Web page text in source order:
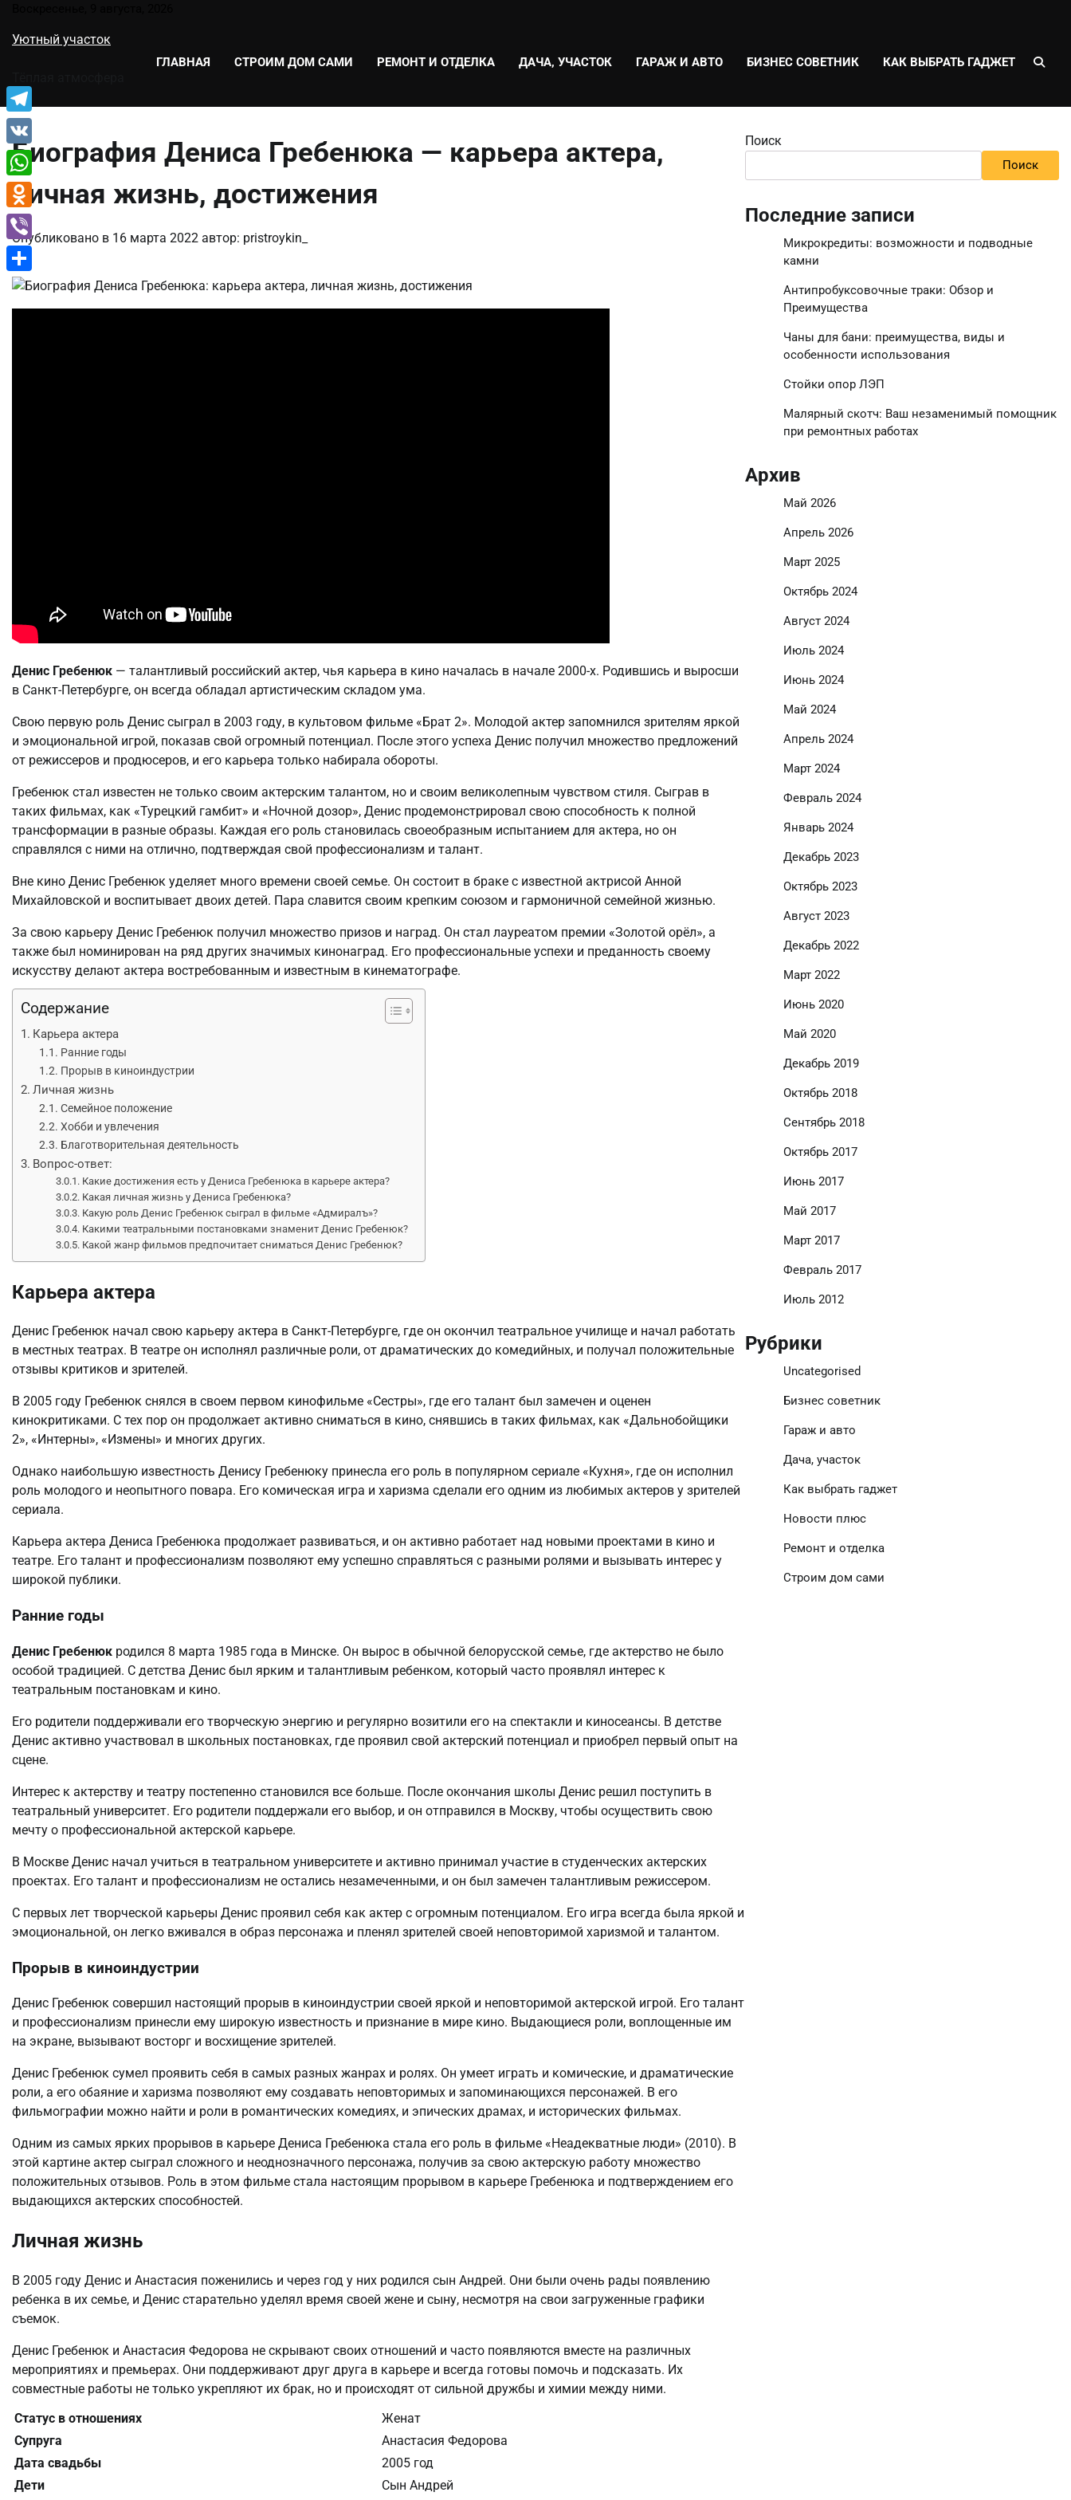
содержимому
Уютный участок
ГЛАВНАЯ СТРОИМ ДОМ САМИ РЕМОНТ И ОТДЕЛКА ДАЧА, УЧАСТОК ГАРАЖ И АВТО БИЗНЕС СОВЕТНИК КАК ВЫБРАТЬ ГАДЖЕТ
Биография Дениса Гребенюка — карьера актера,
личная жизнь, достижения
Опубликовано в 16 марта 2022 автор: pristroykin_
Денис Гребенюк — талантливый российский актер, чья карьера в кино началась в начале 2000-х. Родившись и выросши
в Санкт-Петербурге, он всегда обладал артистическим складом ума.
Свою первую роль Денис сыграл в 2003 году, в культовом фильме «Брат 2». Молодой актер запомнился зрителям яркой
и эмоциональной игрой, показав свой огромный потенциал. После этого успеха Денис получил множество предложений
от режиссеров и продюсеров, и его карьера только набирала обороты.
Гребенюк стал известен не только своим актерским талантом, но и своим великолепным чувством стиля. Сыграв в
таких фильмах, как «Турецкий гамбит» и «Ночной дозор», Денис продемонстрировал свою способность к полной
трансформации в разные образы. Каждая его роль становилась своеобразным испытанием для актера, но он
справлялся с ними на отлично, подтверждая свой профессионализм и талант.
Вне кино Денис Гребенюк уделяет много времени своей семье. Он состоит в браке с известной актрисой Анной
Михайловской и воспитывает двоих детей. Пара славится своим крепким союзом и гармоничной семейной жизнью.
За свою карьеру Денис Гребенюк получил множество призов и наград. Он стал лауреатом премии «Золотой орёл», а
также был номинирован на ряд других значимых кинонаград. Его профессиональные успехи и преданность своему
искусству делают актера востребованным и известным в кинематографе.
Содержание
Карьера актера
Ранние годы
Прорыв в киноиндустрии
Личная жизнь
Семейное положение
Хобби и увлечения
Благотворительная деятельность
Вопрос-ответ:
Какие достижения есть у Дениса Гребенюка в карьере актера?
Какая личная жизнь у Дениса Гребенюка?
Какую роль Денис Гребенюк сыграл в фильме «Адмиралъ»?
Какими театральными постановками знаменит Денис Гребенюк?
Какой жанр фильмов предпочитает сниматься Денис Гребенюк?
Карьера актера
Денис Гребенюк начал свою карьеру актера в Санкт-Петербурге, где он окончил театральное училище и начал работать
в местных театрах. В театре он исполнял различные роли, от драматических до комедийных, и получал положительные
отзывы критиков и зрителей.
В 2005 году Гребенюк снялся в своем первом кинофильме «Сестры», где его талант был замечен и оценен
кинокритиками. С тех пор он продолжает активно сниматься в кино, снявшись в таких фильмах, как «Дальнобойщики
2», «Интерны», «Измены» и многих других.
Однако наибольшую известность Денису Гребенюку принесла его роль в популярном сериале «Кухня», где он исполнил
роль молодого и неопытного повара. Его комическая игра и харизма сделали его одним из любимых актеров у зрителей
сериала.
Карьера актера Дениса Гребенюка продолжает развиваться, и он активно работает над новыми проектами в кино и
театре. Его талант и профессионализм позволяют ему успешно справляться с разными ролями и вызывать интерес у
широкой публики.
Ранние годы
Денис Гребенюк родился 8 марта 1985 года в Минске. Он вырос в обычной белорусской семье, где актерство не было
особой традицией. С детства Денис был ярким и талантливым ребенком, который часто проявлял интерес к
театральным постановкам и кино.
Его родители поддерживали его творческую энергию и регулярно возитили его на спектакли и киносеансы. В детстве
Денис активно участвовал в школьных постановках, где проявил свой актерский потенциал и приобрел первый опыт на
сцене.
Интерес к актерству и театру постепенно становился все больше. После окончания школы Денис решил поступить в
театральный университет. Его родители поддержали его выбор, и он отправился в Москву, чтобы осуществить свою
мечту о профессиональной актерской карьере.
В Москве Денис начал учиться в театральном университете и активно принимал участие в студенческих актерских
проектах. Его талант и профессионализм не остались незамеченными, и он был замечен талантливым режиссером.
С первых лет творческой карьеры Денис проявил себя как актер с огромным потенциалом. Его игра всегда была яркой и
эмоциональной, он легко вживался в образ персонажа и пленял зрителей своей неповторимой харизмой и талантом.
Прорыв в киноиндустрии
Денис Гребенюк совершил настоящий прорыв в киноиндустрии своей яркой и неповторимой актерской игрой. Его талант
и профессионализм принесли ему широкую известность и признание в мире кино. Выдающиеся роли, воплощенные им
на экране, вызывают восторг и восхищение зрителей.
Денис Гребенюк сумел проявить себя в самых разных жанрах и ролях. Он умеет играть и комические, и драматические
роли, а его обаяние и харизма позволяют ему создавать неповторимых и запоминающихся персонажей. В его
фильмографии можно найти и роли в романтических комедиях, и эпических драмах, и исторических фильмах.
Одним из самых ярких прорывов в карьере Дениса Гребенюка стала его роль в фильме «Неадекватные люди» (2010). В
этой картине актер сыграл сложного и неоднозначного персонажа, получив за свою актерскую работу множество
положительных отзывов. Роль в этом фильме стала настоящим прорывом в карьере Гребенюка и подтверждением его
выдающихся актерских способностей.
Личная жизнь
В 2005 году Денис и Анастасия поженились и через год у них родился сын Андрей. Они были очень рады появлению
ребенка в их семье, и Денис старательно уделял время своей жене и сыну, несмотря на свои загруженные графики
съемок.
Денис Гребенюк и Анастасия Федорова не скрывают своих отношений и часто появляются вместе на различных
мероприятиях и премьерах. Они поддерживают друг друга в карьере и всегда готовы помочь и подсказать. Их
совместные работы не только укрепляют их брак, но и происходят от сильной дружбы и химии между ними.
Статус в отношениях
Женат
Супруга
Анастасия Федорова
Дата свадьбы
2005 год
Дети
Сын Андрей
Поиск
Поиск
Последние записи
Микрокредиты: возможности и подводные
камни
Антипробуксовочные траки: Обзор и
Преимущества
Чаны для бани: преимущества, виды и
особенности использования
Стойки опор ЛЭП
Малярный скотч: Ваш незаменимый помощник
при ремонтных работах
Архив
Май 2026
Апрель 2026
Март 2025
Октябрь 2024
Август 2024
Июль 2024
Июнь 2024
Май 2024
Апрель 2024
Март 2024
Февраль 2024
Январь 2024
Декабрь 2023
Октябрь 2023
Август 2023
Декабрь 2022
Март 2022
Июнь 2020
Май 2020
Декабрь 2019
Октябрь 2018
Сентябрь 2018
Октябрь 2017
Июнь 2017
Май 2017
Март 2017
Февраль 2017
Июль 2012
Рубрики
Uncategorised
Бизнес советник
Гараж и авто
Дача, участок
Как выбрать гаджет
Новости плюс
Ремонт и отделка
Строим дом сами
Telegram
VK
WhatsApp
Odnoklassniki
Viber
Отправить